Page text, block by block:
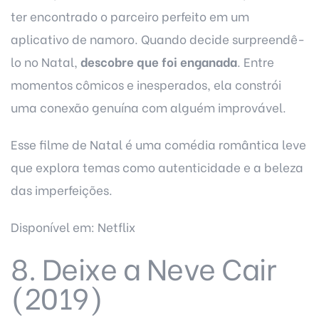
ter encontrado o parceiro perfeito em um
aplicativo de namoro. Quando decide surpreendê-
lo no Natal, descobre que foi enganada. Entre
momentos cômicos e inesperados, ela constrói
uma conexão genuína com alguém improvável.
Esse filme de Natal é uma comédia romântica leve
que explora temas como autenticidade e a beleza
das imperfeições.
Disponível em: Netflix
8. Deixe a Neve Cair
(2019)